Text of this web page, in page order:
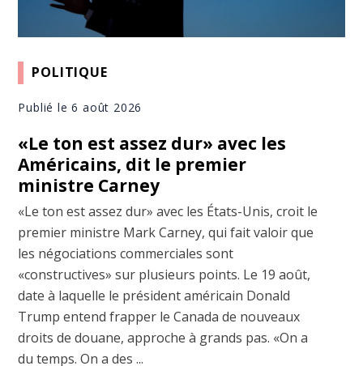
POLITIQUE
Publié le 6 août 2026
«Le ton est assez dur» avec les
Américains, dit le premier
ministre Carney
«Le ton est assez dur» avec les États-Unis, croit le
premier ministre Mark Carney, qui fait valoir que
les négociations commerciales sont
«constructives» sur plusieurs points. Le 19 août,
date à laquelle le président américain Donald
Trump entend frapper le Canada de nouveaux
droits de douane, approche à grands pas. «On a
du temps. On a des ...